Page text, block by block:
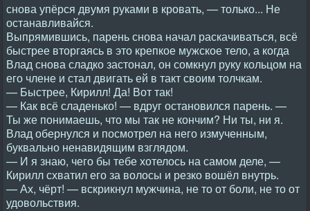
снова упёрся двумя руками в кровать, — только... Не
останавливайся.
Выпрямившись, парень снова начал раскачиваться, всё
быстрее вторгаясь в это крепкое мужское тело, а когда
Влад снова сладко застонал, он сомкнул руку кольцом на
его члене и стал двигать ей в такт своим толчкам.
— Быстрее, Кирилл! Да! Вот так!
— Как всё сладенько! — вдруг остановился парень. —
Ты же понимаешь, что мы так не кончим? Ни ты, ни я.
Влад обернулся и посмотрел на него измученным,
буквально ненавидящим взглядом.
— И я знаю, чего бы тебе хотелось на самом деле, —
Кирилл схватил его за волосы и резко вошёл внутрь.
— Ах, чёрт! — вскрикнул мужчина, не то от боли, не то от
удовольствия.